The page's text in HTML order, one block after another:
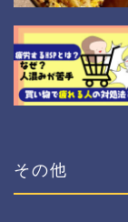
その他